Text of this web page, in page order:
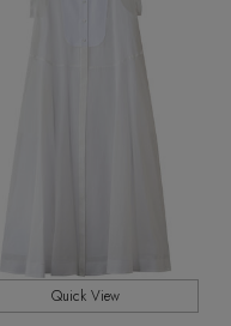
Quick View